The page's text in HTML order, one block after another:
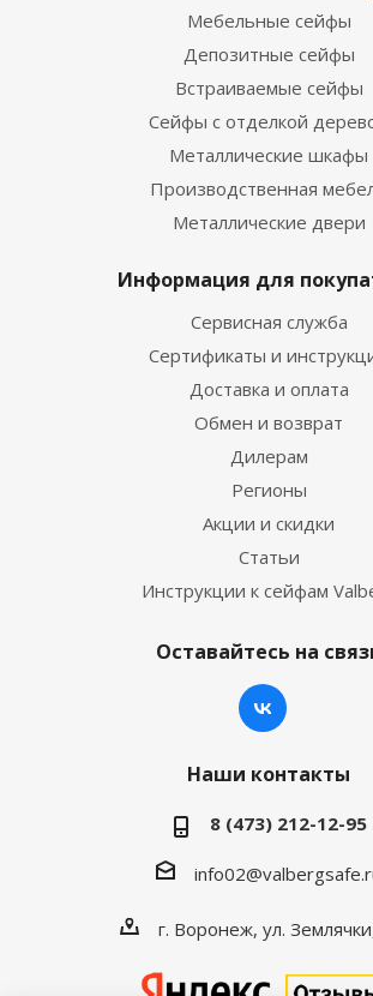
Мебельные сейфы
Депозитные сейфы
Встраиваемые сейфы
Сейфы с отделкой
Металлические шкафы
Производственная
Металлические двери
Информация для
Сервисная служба
Сертификаты и
Доставка и оплата
Обмен и возврат
Дилерам
Регионы
Акции и скидки
Статьи
Инструкции к сейфам
Оставайтесь на
Наши контакты
8 (473) 212-12-95
г. Воронеж, ул.